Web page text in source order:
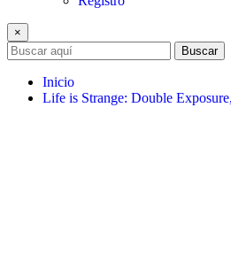
×
Buscar
Inicio
Life is Strange: Double